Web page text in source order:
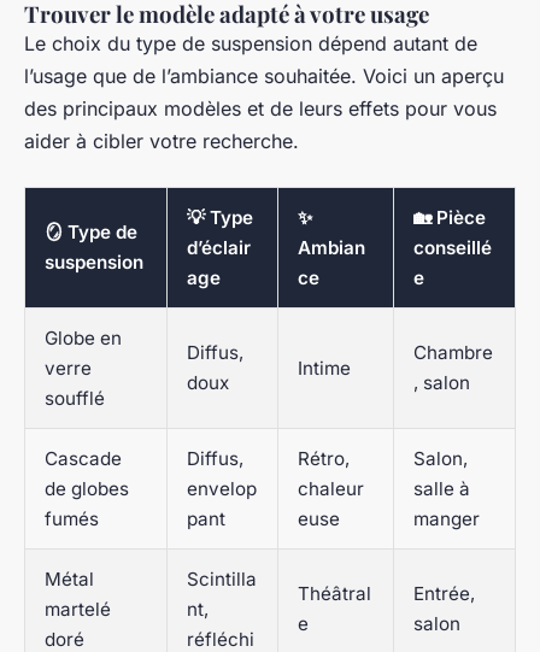
Trouver le modèle adapté à votre usage
Le choix du type de suspension dépend autant de
l’usage que de l’ambiance souhaitée. Voici un aperçu
des principaux modèles et de leurs effets pour vous
aider à cibler votre recherche.
🪞 Type de
suspension
💡 Type
d’éclair
age
✨
Ambian
ce
🏡 Pièce
conseillé
e
Globe en
verre
soufflé
Diffus,
doux
Intime
Chambre
, salon
Cascade
de globes
fumés
Diffus,
envelop
pant
Rétro,
chaleur
euse
Salon,
salle à
manger
Métal
martelé
doré
Scintilla
nt,
réfléchi
Théâtral
e
Entrée,
salon